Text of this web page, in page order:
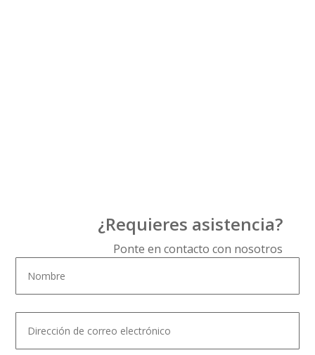
¿Requieres asistencia?
Ponte en contacto con nosotros